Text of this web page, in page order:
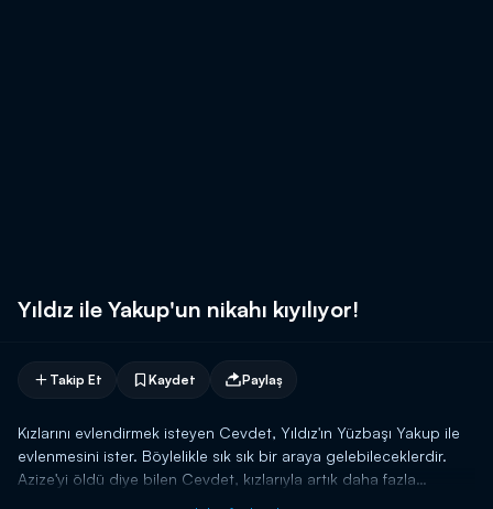
Yıldız ile Yakup'un nikahı kıyılıyor!
Takip Et Kaydet Paylaş
Kızlarını evlendirmek isteyen Cevdet, Yıldız'ın Yüzbaşı Yakup ile
evlenmesini ister. Böylelikle sık sık bir araya gelebileceklerdir.
Azize'yi öldü diye bilen Cevdet, kızlarıyla artık daha fazla